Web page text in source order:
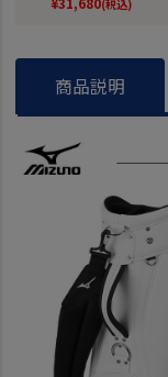
フ mizuno 日本正
(税込)
商品説明